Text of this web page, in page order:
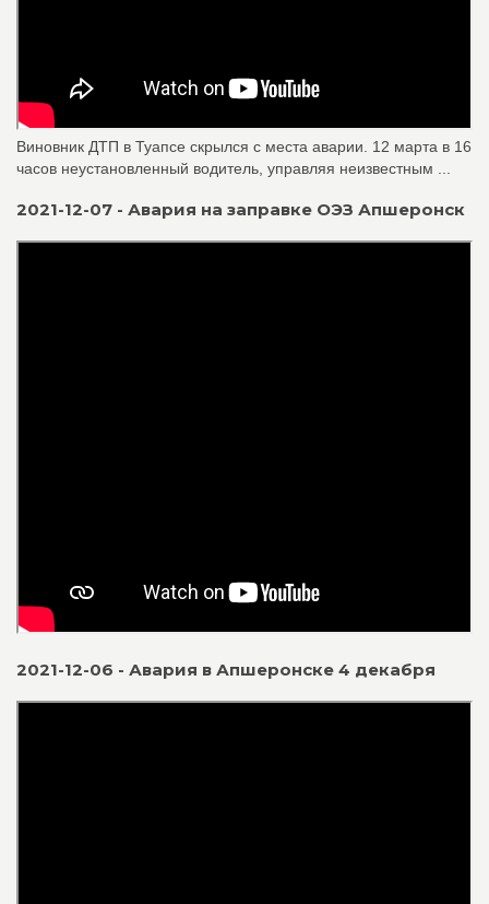
Виновник ДТП в Туапсе скрылся с места аварии. 12 марта в 16
часов неустановленный водитель, управляя неизвестным ...
2021-12-07 - Авария на заправке ОЭЗ Апшеронск
2021-12-06 - Авария в Апшеронске 4 декабря